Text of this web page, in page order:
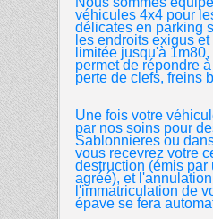
véhicules 4x4 pour
délicates en parking
les endroits exigus
limitée jusqu'à
permet de répondre
perte de clefs, freins
Une fois votre
par nos soins pour
Sablonnieres ou
vous recevrez votre
destruction (émis par
agréé), et
l'immatriculation de
épave se fera